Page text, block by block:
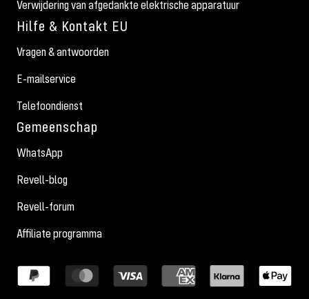
Verwijdering van afgedankte elektrische apparatuur
Hilfe & Kontakt EU
Vragen & antwoorden
E-mailservice
Telefoondienst
Gemeenschap
WhatsApp
Revell-blog
Revell-forum
Affiliate programma